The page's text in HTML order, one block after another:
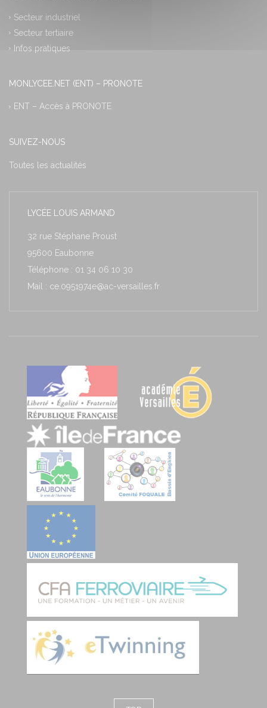
Secteur industriel
Secteur tertiaire
Infos pratiques
MONLYCEE.NET (ENT) – PRONOTE
ENT – Accès à PRONOTE
SUIVEZ-NOUS
Toutes les actualités
LYCÉE LOUIS ARMAND
32 rue Stéphane Proust
95600 Eaubonne
Téléphone : 01 34 06 10 30
Mail : ce.0951974e@ac-versailles.fr